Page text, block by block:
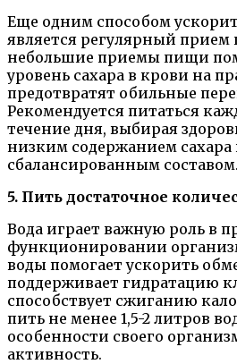
Еще одним способом
является регулярный
небольшие приемы пищи
уровень сахара в крови на
предотвратят обильные
Рекомендуется питаться
течение дня, выбирая
низким содержанием сахара
сбалансированным составом.
5. Пить достаточное
Вода играет важную роль в
функционировании
воды помогает ускорить
поддерживает гидратацию
способствует сжиганию
пить не менее 1,5-2 литров
особенности своего
активность.